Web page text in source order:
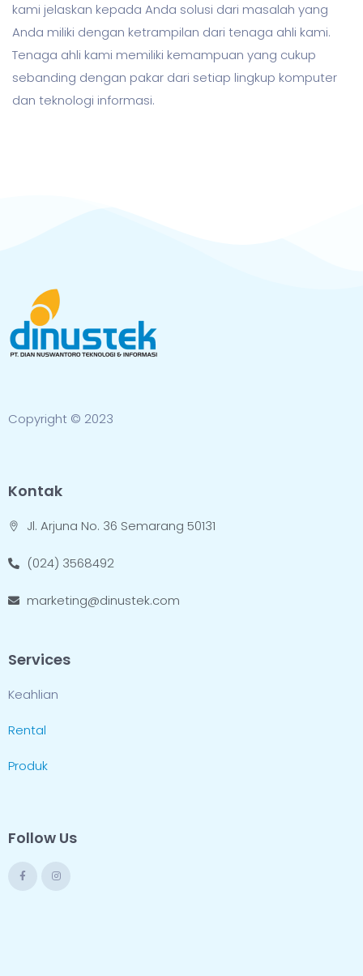
kami jelaskan kepada Anda solusi dari masalah yang
Anda miliki dengan ketrampilan dari tenaga ahli kami.
Tenaga ahli kami memiliki kemampuan yang cukup
sebanding dengan pakar dari setiap lingkup komputer
dan teknologi informasi.
Copyright © 2023
Kontak
Jl. Arjuna No. 36 Semarang 50131
(024) 3568492
marketing@dinustek.com
Services
Keahlian
Rental
Produk
Follow Us